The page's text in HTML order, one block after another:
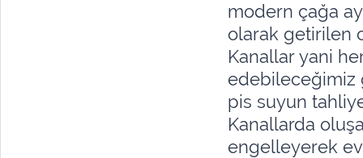
modern çağa
olarak getirilen
Kanallar yani
edebileceğimiz
pis suyun
Kanallarda
engelleyerek